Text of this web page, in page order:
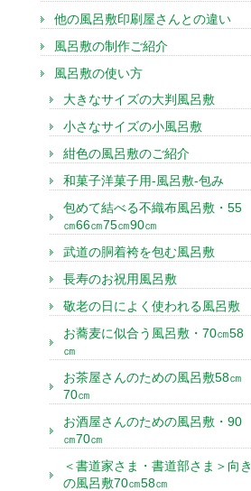
他の風呂敷印刷屋さんとの違い
風呂敷の制作ご紹介
風呂敷の使い方
大きなサイズの大判風呂敷
小さなサイズの小風呂敷
紺色の風呂敷のご紹介
和菓子洋菓子用-風呂敷-包み
包めて結べる不織布風呂敷・55
㎝66㎝75㎝90㎝
武道の胴着袴を包む風呂敷
長寿のお祝用風呂敷
敬老の日によく使われる風呂敷
お蕎麦に似合う風呂敷・70㎝58
㎝
お茶屋さんのための風呂敷58㎝
70㎝
お酒屋さんのための風呂敷・90
㎝70㎝
＜書道家さま・書道部さま＞向き
の風呂敷70㎝58㎝